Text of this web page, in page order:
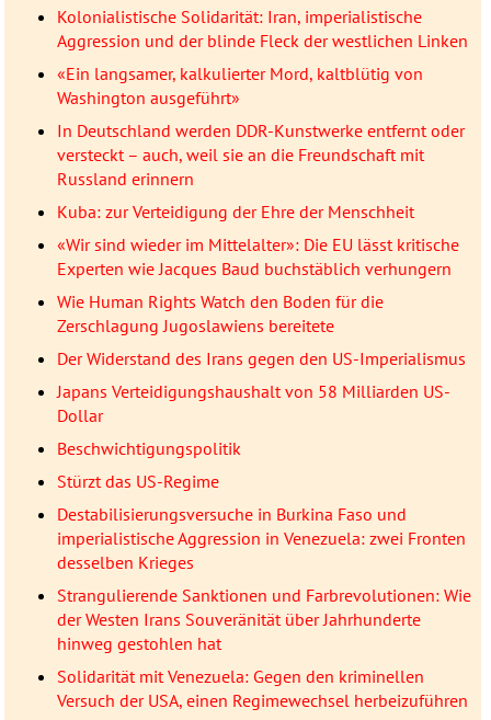
Kolonialistische Solidarität: Iran, imperialistische
Aggression und der blinde Fleck der westlichen Linken
«Ein langsamer, kalkulierter Mord, kaltblütig von
Washington ausgeführt»
In Deutschland werden DDR-Kunstwerke entfernt oder
versteckt – auch, weil sie an die Freundschaft mit
Russland erinnern
Kuba: zur Verteidigung der Ehre der Menschheit
«Wir sind wieder im Mittelalter»: Die EU lässt kritische
Experten wie Jacques Baud buchstäblich verhungern
Wie Human Rights Watch den Boden für die
Zerschlagung Jugoslawiens bereitete
Der Widerstand des Irans gegen den US-Imperialismus
Japans Verteidigungshaushalt von 58 Milliarden US-
Dollar
Beschwichtigungspolitik
Stürzt das US-Regime
Destabilisierungsversuche in Burkina Faso und
imperialistische Aggression in Venezuela: zwei Fronten
desselben Krieges
Strangulierende Sanktionen und Farbrevolutionen: Wie
der Westen Irans Souveränität über Jahrhunderte
hinweg gestohlen hat
Solidarität mit Venezuela: Gegen den kriminellen
Versuch der USA, einen Regimewechsel herbeizuführen